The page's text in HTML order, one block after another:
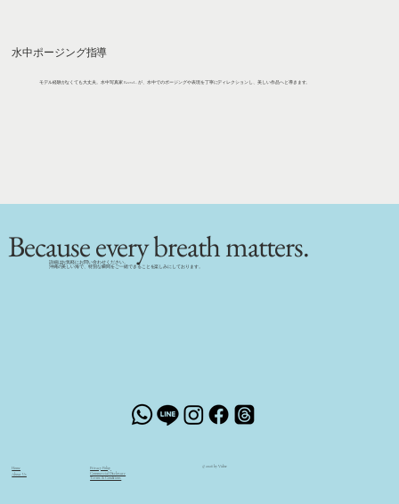
水中ポージング指導
モデル経験がなくても大丈夫。水中写真家 Reeve L. が、水中でのポージングや表現を丁寧にディレクションし、美しい作品へと導きます。
Because every breath matters.
詳細はお気軽にお問い合わせください。
沖縄の美しい海で、特別な瞬間をご一緒できることを楽しみにしております。
Home
About Us
Privacy Policy
Commercial Disclosure
Terms & Conditions
© 2026 by Vidive